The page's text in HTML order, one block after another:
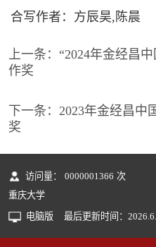
合写作者：方辰昊,陈晨
上一条： “2024年金经昌
作奖
下一条： 2023年金经昌中
奖
访问量： 0000001366 次
重庆大学
电脑版
最后更新时间： 2026 6